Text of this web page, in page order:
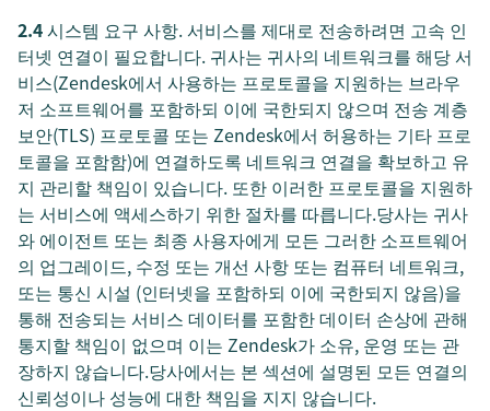
2.4시스템 요구 사항. 서비스를 제대로 전송하려면 고속 인
터넷 연결이 필요합니다. 귀사는 귀사의 네트워크를 해당 서
비스(Zendesk에서 사용하는 프로토콜을 지원하는 브라우
저 소프트웨어를 포함하되 이에 국한되지 않으며 전송 계층
보안(TLS) 프로토콜 또는 Zendesk에서 허용하는 기타 프로
토콜을 포함함)에 연결하도록 네트워크 연결을 확보하고 유
지 관리할 책임이 있습니다. 또한 이러한 프로토콜을 지원하
는 서비스에 액세스하기 위한 절차를 따릅니다.당사는 귀사
와 에이전트 또는 최종 사용자에게 모든 그러한 소프트웨어
의 업그레이드, 수정 또는 개선 사항 또는 컴퓨터 네트워크,
또는 통신 시설 (인터넷을 포함하되 이에 국한되지 않음)을
통해 전송되는 서비스 데이터를 포함한 데이터 손상에 관해
통지할 책임이 없으며 이는 Zendesk가 소유, 운영 또는 관
장하지 않습니다.당사에서는 본 섹션에 설명된 모든 연결의
신뢰성이나 성능에 대한 책임을 지지 않습니다.